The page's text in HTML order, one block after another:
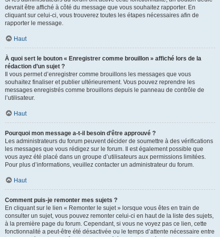
devrait être affiché à côté du message que vous souhaitez rapporter. En
cliquant sur celui-ci, vous trouverez toutes les étapes nécessaires afin de
rapporter le message.
Haut
À quoi sert le bouton « Enregistrer comme brouillon » affiché lors de la
rédaction d’un sujet ?
Il vous permet d’enregistrer comme brouillons les messages que vous
souhaitez finaliser et publier ultérieurement. Vous pouvez reprendre les
messages enregistrés comme brouillons depuis le panneau de contrôle de
l’utilisateur.
Haut
Pourquoi mon message a-t-il besoin d’être approuvé ?
Les administrateurs du forum peuvent décider de soumettre à des vérifications
les messages que vous rédigez sur le forum. Il est également possible que
vous ayez été placé dans un groupe d’utilisateurs aux permissions limitées.
Pour plus d’informations, veuillez contacter un administrateur du forum.
Haut
Comment puis-je remonter mes sujets ?
En cliquant sur le lien « Remonter le sujet » lorsque vous êtes en train de
consulter un sujet, vous pouvez remonter celui-ci en haut de la liste des sujets,
à la première page du forum. Cependant, si vous ne voyez pas ce lien, cette
fonctionnalité a peut-être été désactivée ou le temps d’attente nécessaire entre